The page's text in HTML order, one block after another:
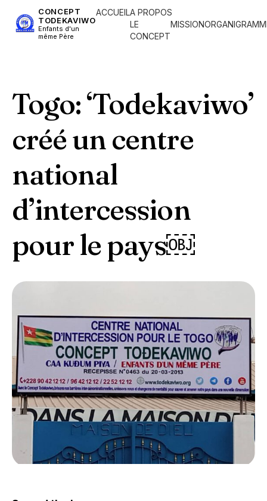
CONCEPT
TODEKAVIWO
Enfants d'un
même Père
ACCUEILA PROPOS
LE
CONCEPT
MISSION
Togo: ‘Todekaviwo’
créé un centre
national
d’intercession
pour le pays￼